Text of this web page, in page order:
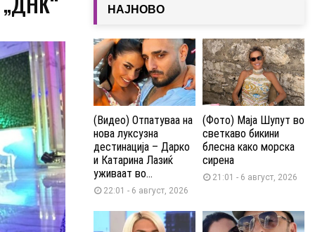
НАЈНОВО
(Видео) Отпатуваа на
нова луксузна
дестинација – Дарко
и Катарина Лазиќ
уживаат во...
22:01 - 6 август, 2026
(Фото) Маја Шупут во
светкаво бикини
блесна како морска
сирена
21:01 - 6 август, 2026